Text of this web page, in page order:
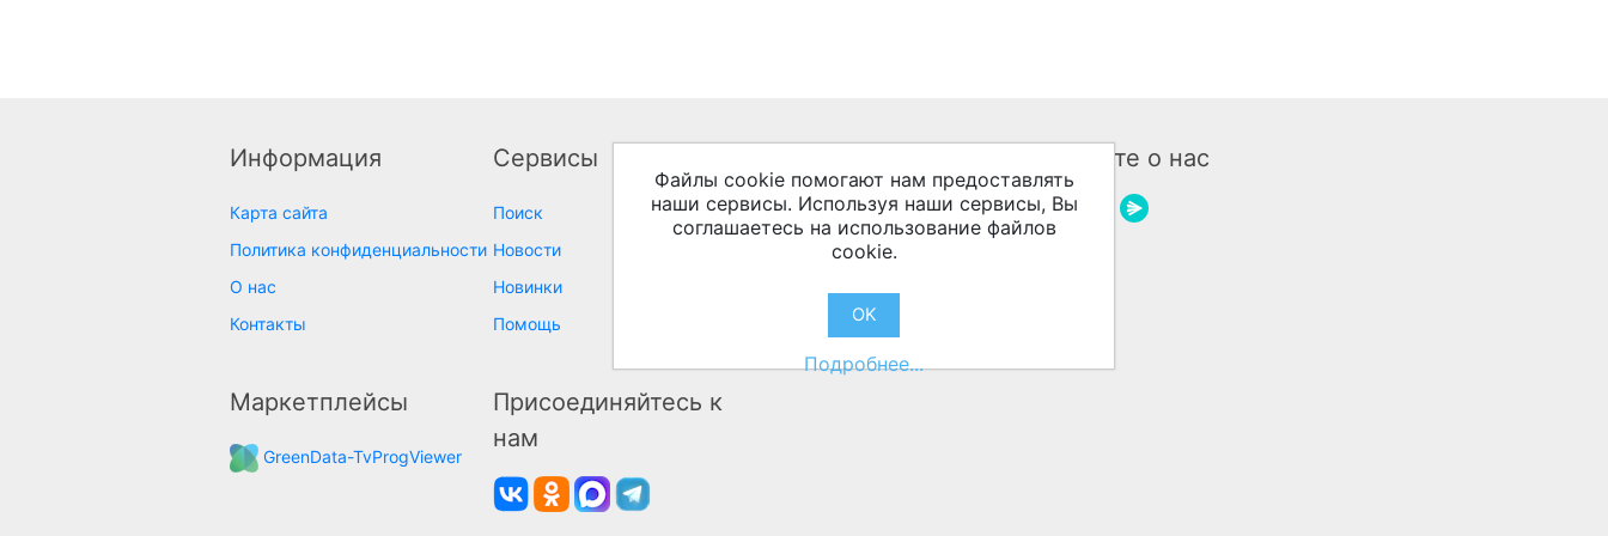
Информация
Карта сайта
Политика конфиденциальности
О нас
Контакты
Сервисы
Поиск
Новости
Новинки
Помощь
Личный кабинет
Сообщите о нас
Маркетплейсы
GreenData-TvProgViewer
Присоединяйтесь к
нам
Файлы cookie помогают нам предоставлять
наши сервисы. Используя наши сервисы, Вы
соглашаетесь на использование файлов
cookie.
OK
Подробнее...